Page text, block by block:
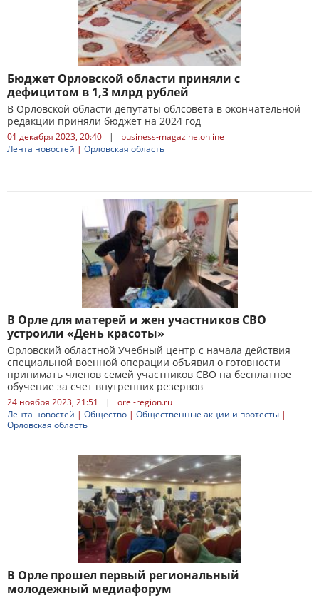
Бюджет Орловской области приняли с
дефицитом в 1,3 млрд рублей
В Орловской области депутаты облсовета в окончательной
редакции приняли бюджет на 2024 год
01 декабря 2023, 20:40 |
business-magazine.online
Лента новостей | Орловская область
В Орле для матерей и жен участников СВО
устроили «День красоты»
Орловский областной Учебный центр с начала действия
специальной военной операции объявил о готовности
принимать членов семей участников СВО на бесплатное
обучение за счет внутренних резервов
24 ноября 2023, 21:51 |
orel-region.ru
Лента новостей | Общество | Общественные акции и протесты |
Орловская область
В Орле прошел первый региональный
молодежный медиафорум